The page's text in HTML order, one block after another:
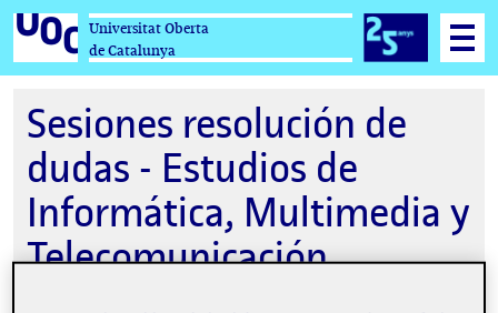
Universitat Oberta
de Catalunya
Sesiones resolución de
dudas - Estudios de
Informática, Multimedia y
Telecomunicación